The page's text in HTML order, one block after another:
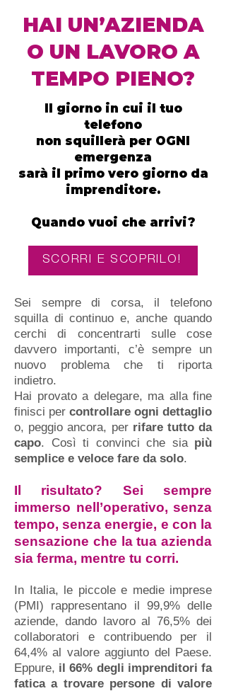
HAI UN’AZIENDA
O UN LAVORO A
TEMPO PIENO?
Il giorno in cui il tuo
telefono
non squillerà per OGNI
emergenza
sarà il primo vero giorno da
imprenditore.
Quando vuoi che arrivi?
SCORRI E SCOPRILO!
Sei sempre di corsa, il telefono
squilla di continuo e, anche quando
cerchi di concentrarti sulle cose
davvero importanti, c’è sempre un
nuovo problema che ti riporta
indietro.
Hai provato a delegare, ma alla fine
finisci per controllare ogni dettaglio
o, peggio ancora, per rifare tutto da
capo. Così ti convinci che sia più
semplice e veloce fare da solo.
Il risultato? Sei sempre
immerso nell’operativo, senza
tempo, senza energie, e con la
sensazione che la tua azienda
sia ferma, mentre tu corri.
In Italia, le piccole e medie imprese
(PMI) rappresentano il 99,9% delle
aziende, dando lavoro al 76,5% dei
collaboratori e contribuendo per il
64,4% al valore aggiunto del Paese.
Eppure, il 66% degli imprenditori fa
fatica a trovare persone di valore